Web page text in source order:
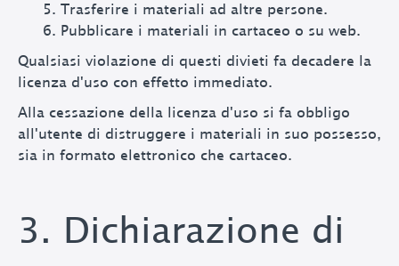
Trasferire i materiali ad altre persone.
Pubblicare i materiali in cartaceo o su web.
Qualsiasi violazione di questi divieti fa decadere la
licenza d'uso con effetto immediato.
Alla cessazione della licenza d'uso si fa obbligo
all'utente di distruggere i materiali in suo possesso,
sia in formato elettronico che cartaceo.
3. Dichiarazione di